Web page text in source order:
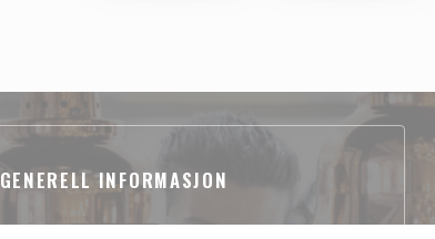
GENERELL INFORMASJON